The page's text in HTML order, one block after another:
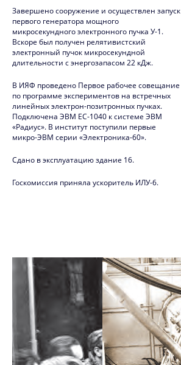
2013
2012
2011
2010
2009
2008
2002
2001
2000
1999
1998
Завершено сооружение и осуществлен запуск
первого генератора мощного
микросекундного электронного пучка У-1.
Вскоре был получен релятивистский
электронный пучок микросекундной
длительности с энергозапасом 22 кДж.
В ИЯФ проведено Первое рабочее совещание
по программе экспериментов на встречных
линейных электрон-позитронных пучках.
Подключена ЭВМ ЕС-1040 к системе ЭВМ
«Радиус». В институт поступили первые
микро-ЭВМ серии «Электроника-60».
Сдано в эксплуатацию здание 16.
Госкомиссия приняла ускоритель ИЛУ-6.